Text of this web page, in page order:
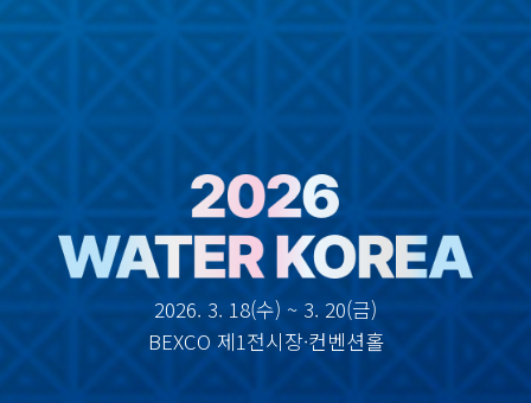
2026. 3. 18(수) ~ 3. 20(금)
BEXCO 제1전시장·컨벤션홀